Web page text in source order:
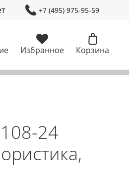
+7 (495) 975-95-59
Избранное Корзина
24